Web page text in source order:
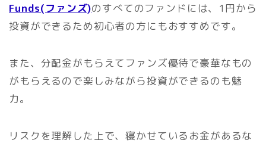
Funds(ファンズ)のすべてのファンドには、1円から
投資ができるため初心者の方にもおすすめです。
また、分配金がもらえてファンズ優待で豪華なもの
がもらえるので楽しみながら投資ができるのも魅
力。
リスクを理解した上で、寝かせているお金があるな